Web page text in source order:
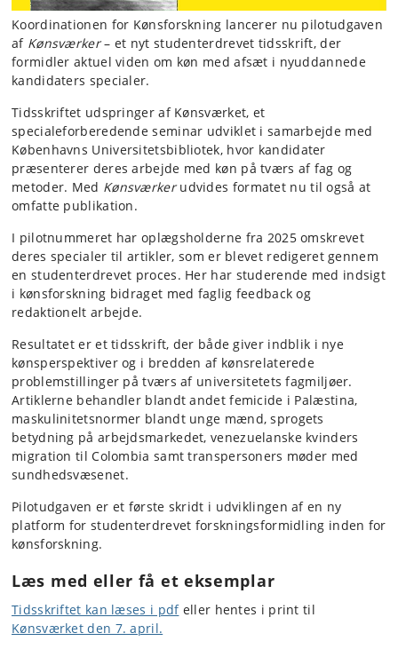
Koordinationen for Kønsforskning lancerer nu pilotudgaven
af Kønsværker– et nyt studenterdrevet tidsskrift, der
formidler aktuel viden om køn med afsæt i nyuddannede
kandidaters specialer.
Tidsskriftet udspringer af Kønsværket, et
specialeforberedende seminar udviklet i samarbejde med
Københavns Universitetsbibliotek, hvor kandidater
præsenterer deres arbejde med køn på tværs af fag og
metoder. Med Kønsværkerudvides formatet nu til også at
omfatte publikation.
I pilotnummeret har oplægsholderne fra 2025 omskrevet
deres specialer til artikler, som er blevet redigeret gennem
en studenterdrevet proces. Her har studerende med indsigt
i kønsforskning bidraget med faglig feedback og
redaktionelt arbejde.
Resultatet er et tidsskrift, der både giver indblik i nye
kønsperspektiver og i bredden af kønsrelaterede
problemstillinger på tværs af universitetets fagmiljøer.
Artiklerne behandler blandt andet femicide i Palæstina,
maskulinitetsnormer blandt unge mænd, sprogets
betydning på arbejdsmarkedet, venezuelanske kvinders
migration til Colombia samt transpersoners møder med
sundhedsvæsenet.
Pilotudgaven er et første skridt i udviklingen af en ny
platform for studenterdrevet forskningsformidling inden for
kønsforskning.
Læs med eller få et eksemplar
Tidsskriftet kan læses i pdfeller hentes i print til
Kønsværket den 7. april.